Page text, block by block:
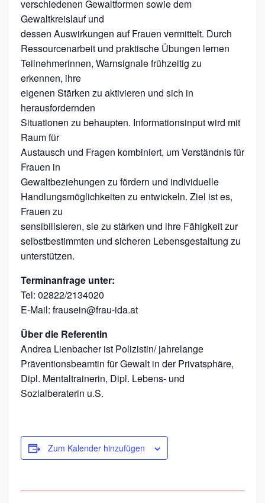
S
I
C
H
E
R
U
N
D
S
E
L
B
S
T
B
E
S
T
I
M
M
T
G
E
A
verschiedenen Gewaltformen sowie dem
Gewaltkreislauf und
dessen Auswirkungen auf Frauen vermittelt. Durch
Ressourcenarbeit und praktische Übungen lernen
Teilnehmerinnen, Warnsignale frühzeitig zu
erkennen, ihre
eigenen Stärken zu aktivieren und sich in
herausfordernden
Situationen zu behaupten. Informationsinput wird mit
Raum für
Austausch und Fragen kombiniert, um Verständnis für
Frauen in
Gewaltbeziehungen zu fördern und individuelle
Handlungsmöglichkeiten zu entwickeln. Ziel ist es,
Frauen zu
sensibilisieren, sie zu stärken und ihre Fähigkeit zur
selbstbestimmten und sicheren Lebensgestaltung zu
unterstützen.
Terminanfrage unter:
Tel: 02822/2134020
E-Mail: frausein@frau-ida.at
Über die Referentin
Andrea Lienbacher ist Polizistin/ jahrelange
Präventionsbeamtin für Gewalt in der Privatsphäre,
Dipl. Mentaltrainerin, Dipl. Lebens- und
Sozialberaterin u.S.
Zum Kalender hinzufügen